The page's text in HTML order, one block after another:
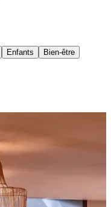
Enfants Bien-être